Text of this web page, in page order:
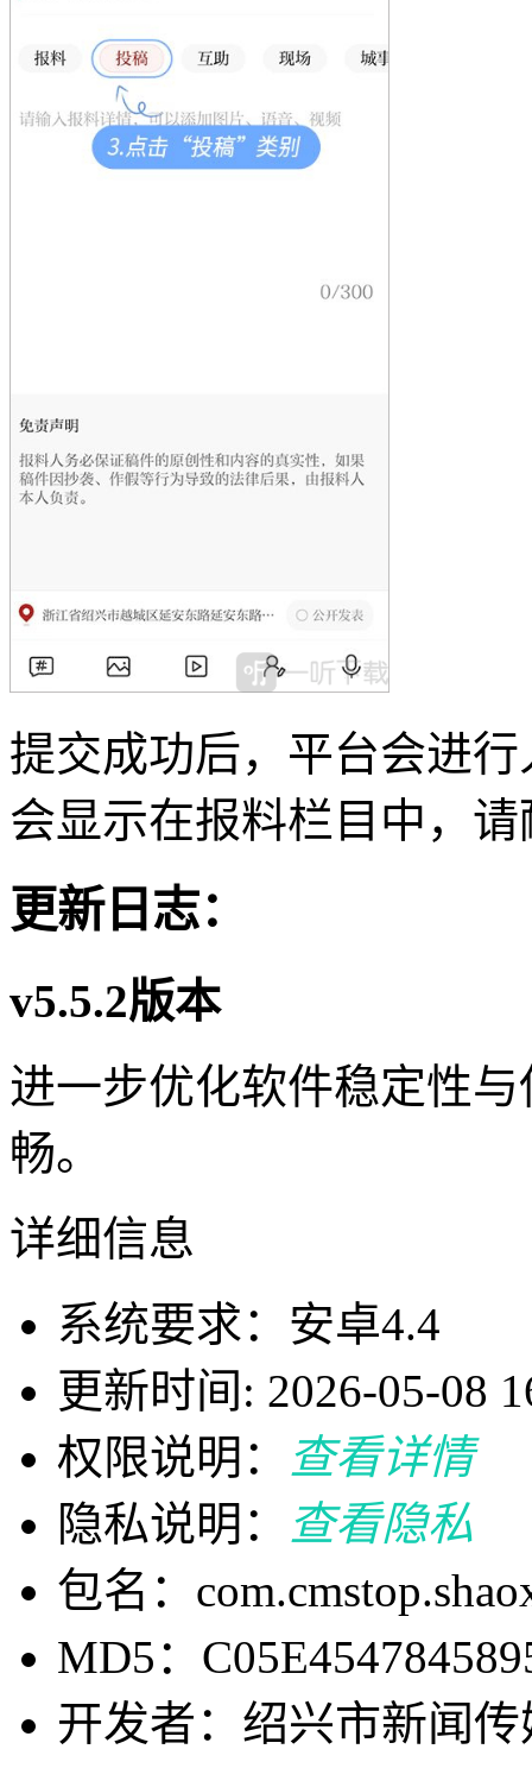
提交成功后，平台会进
会显示在报料栏目中，
更新日志：
v5.5.2版本
进一步优化软件稳定性
畅。
详细信息
系统要求：安卓4.4
更新时间: 2026-05-08
权限说明：
查看详情
隐私说明：
查看隐私
包名：
MD5：
开发者：绍兴市新闻